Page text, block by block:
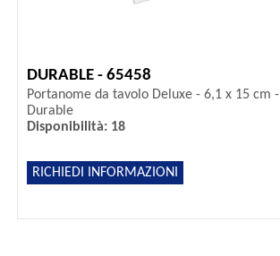
DURABLE - 65458
Portanome da tavolo Deluxe - 6,1 x 15 cm -
Durable
Disponibilità: 18
RICHIEDI INFORMAZIONI